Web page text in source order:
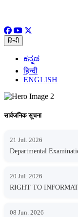
हिन्दी
ಕನ್ನಡ
हिन्दी
ENGLISH
सार्वजनिक सूचना
21 Jul. 2026
Departmental
20 Jul. 2026
RIGHT TO
08 Jun. 2026